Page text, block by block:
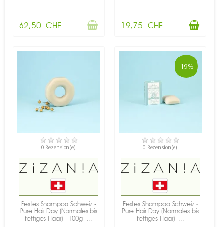
62,50 CHF 19,75 CHF
VERFÜGBAR
0 Rezension(e)
Festes Shampoo Schweiz -
Pure Hair Day (Normales bis
fettiges Haar) - 100g -...
-19%
VERFÜGBAR
0 Rezension(e)
Festes Shampoo Schweiz -
Pure Hair Day (Normales bis
fettiges Haar) -...